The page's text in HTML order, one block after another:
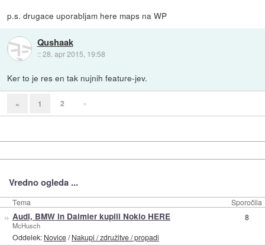
p.s. drugace uporabljam here maps na WP
Qushaak
::28. apr 2015, 19:58
Ker to je res en tak nujnih feature-jev.
« 1 2 »
Vredno ogleda ...
Tema Sporočila
» Audi, BMW in Daimler kupili Nokio HERE
McHusch
Oddelek: Novice/Nakupi / združitve / propadi
8